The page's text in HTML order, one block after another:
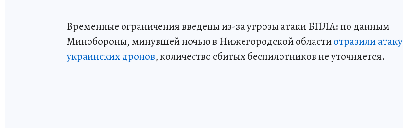
Временные ограничения введены из-за угрозы атаки БПЛА: по данным
Минобороны, минувшей ночью в Нижегородской областиотразили атаку
украинских дронов, количество сбитых беспилотников не уточняется.